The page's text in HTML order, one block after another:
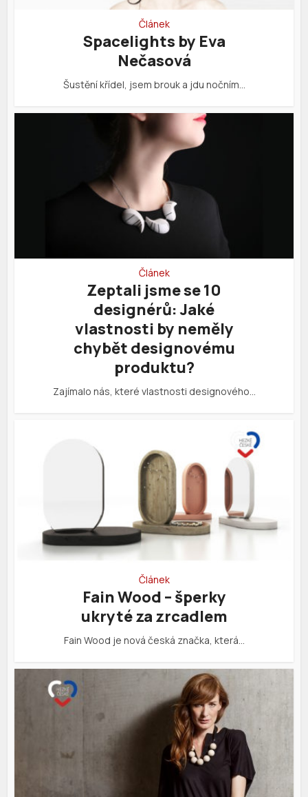
Článek
Spacelights by Eva
Nečasová
Šustění křídel, jsem brouk a jdu nočním…
Článek
Zeptali jsme se 10
designérů: Jaké
vlastnosti by neměly
chybět designovému
produktu?
Zajímalo nás, které vlastnosti designového…
Článek
Fain Wood – šperky
ukryté za zrcadlem
Fain Wood je nová česká značka, která…